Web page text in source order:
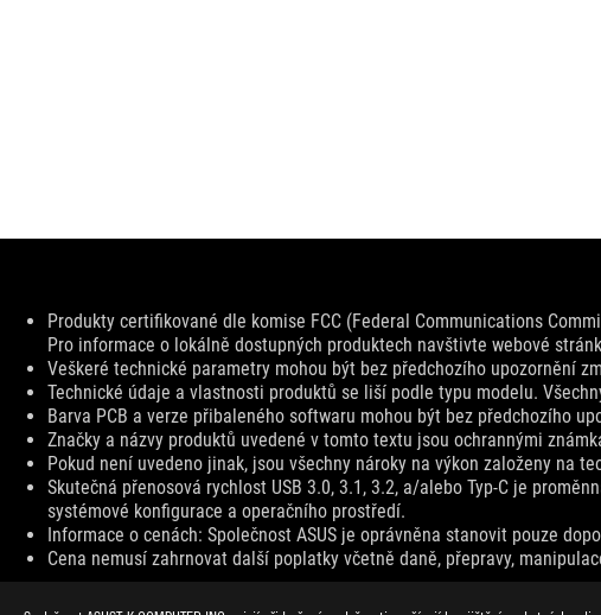
Disclaimer
Produkty certifikované dle komise FCC (Federal Communications
Pro informace o lokálně dostupných produktech navštivte webové
Veškeré technické parametry mohou být bez předchozího upozornění
Technické údaje a vlastnosti produktů se liší podle typu modelu.
Barva PCB a verze přibaleného softwaru mohou být bez předchozího
Značky a názvy produktů uvedené v tomto textu jsou ochrannými
Pokud není uvedeno jinak, jsou všechny nároky na výkon založeny na
Skutečná přenosová rychlost USB 3.0, 3.1, 3.2, a/alebo Typ-C je
systémové konfigurace a operačního prostředí.
Informace o cenách: Společnost ASUS je oprávněna stanovit pouze
Cena nemusí zahrnovat další poplatky včetně daně, přepravy,